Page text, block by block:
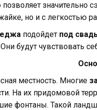
позволяет
но и с легкостью
подойдет под
будут чувствовать
местность. Многие
На их придомовой
фонтаны. Такой